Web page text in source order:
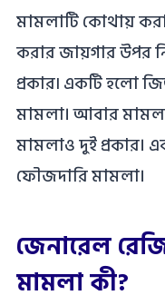
মামলাটি কোথায়
করার জায়গার উপর
প্রকার৷ একটি হলো
মামলা। আবার
মামলাও দুই প্রকার।
ফৌজদারি মামলা।
জেনারেল
মামলা কী?